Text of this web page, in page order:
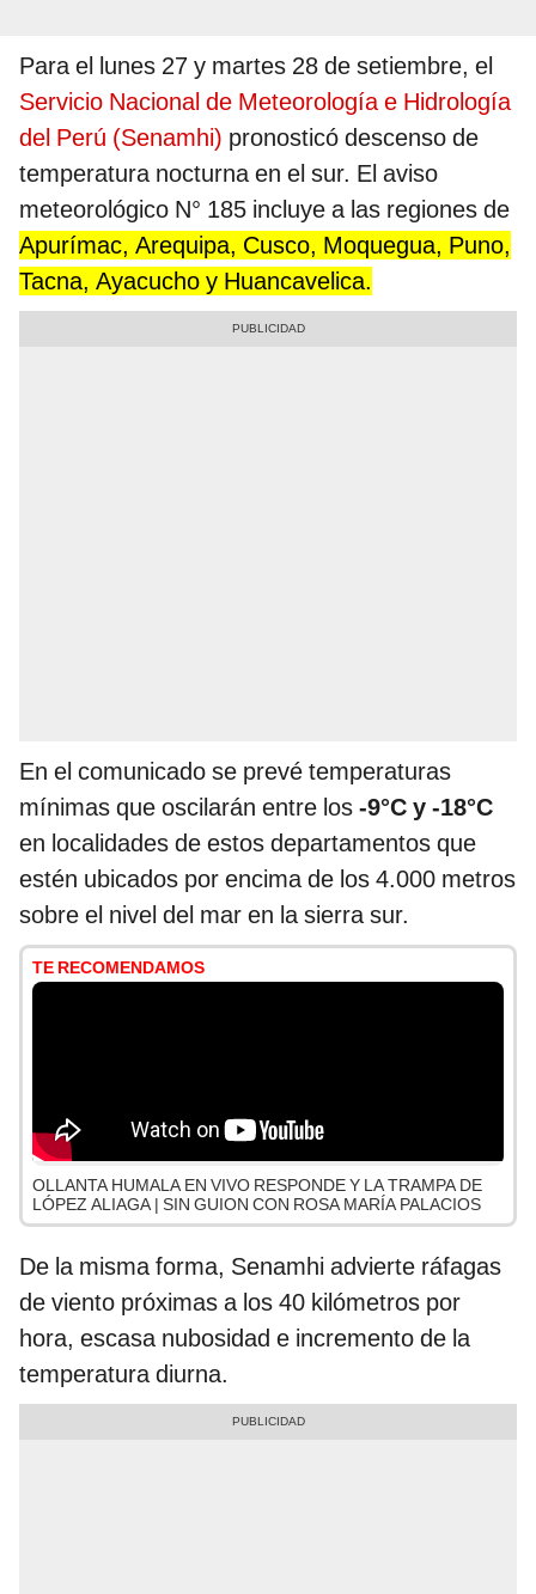
Para el lunes 27 y martes 28 de setiembre, el
Servicio Nacional de Meteorología e Hidrología
del Perú (Senamhi) pronosticó descenso de
temperatura nocturna en el sur. El aviso
meteorológico N° 185 incluye a las regiones de
Apurímac, Arequipa, Cusco, Moquegua, Puno,
Tacna, Ayacucho y Huancavelica.
En el comunicado se prevé temperaturas
mínimas que oscilarán entre los -9°C y -18°C
en localidades de estos departamentos que
estén ubicados por encima de los 4.000 metros
sobre el nivel del mar en la sierra sur.
TE RECOMENDAMOS
OLLANTA HUMALA EN VIVO RESPONDE Y LA TRAMPA DE
LÓPEZ ALIAGA | SIN GUION CON ROSA MARÍA PALACIOS
De la misma forma, Senamhi advierte ráfagas
de viento próximas a los 40 kilómetros por
hora, escasa nubosidad e incremento de la
temperatura diurna.